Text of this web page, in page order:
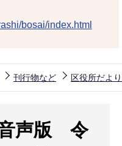
bosai/index.html
刊行物など 区役所だよ
声版 令